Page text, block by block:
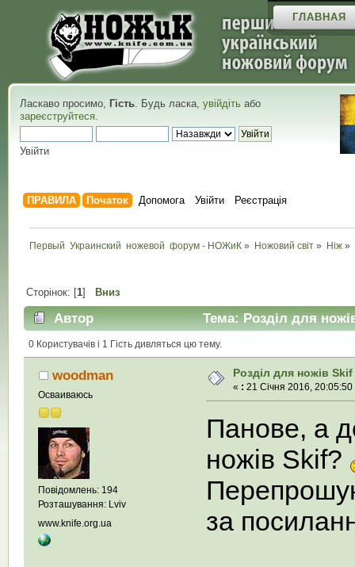
ГЛАВНАЯ
Ласкаво просимо, Гість. Будь ласка, увійдіть або
зареєструйтеся.
Увійти
ПРАВИЛА Початок Допомога Увійти Реєстрація
Первый  Украинский  ножевой  форум - НОЖиК » Ножовий світ » Ніж »
Сторінок: [1] Вниз
Автор Тема: Розділ для
0 Користувачів і 1 Гість дивляться цю тему.
woodman
Осваиваюсь
Повідомлень: 194
Розташування: Lviv
www.knife.org.ua
Розділ для ножів Skif
« : 21 Січня 2016, 20:05:50
Панове, а
ножів Skif?
за